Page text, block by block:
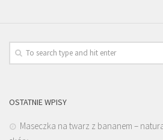
OSTATNIE WPISY
Maseczka na twarz z bananem –